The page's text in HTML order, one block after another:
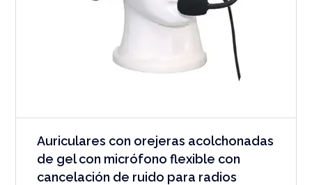
Auriculares con orejeras acolchonadas
de gel con micrófono flexible con
cancelación de ruido para radios